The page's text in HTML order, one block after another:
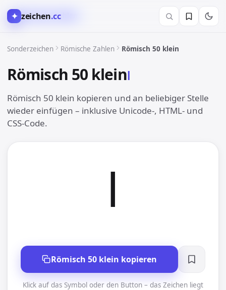
✦ zeichen.cc
Sonderzeichen Römische Zahlen Römisch 50 klein
Römisch 50 kleinⅼ︎
Römisch 50 klein kopieren und an beliebiger Stelle
wieder einfügen – inklusive Unicode-, HTML- und
CSS-Code.
Ⅹ︎ Römische Zahlen
ⅼ︎
Römisch 50 klein kopieren
Klick auf das Symbol oder den Button – das Zeichen liegt